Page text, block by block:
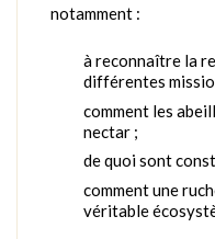
notamment :
à reconnaître la
différentes
comment les
nectar ;
de quoi sont
comment une
véritable